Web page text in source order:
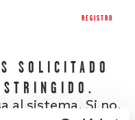
REGISTRO
SOLICITADO
al sistema. Si no,